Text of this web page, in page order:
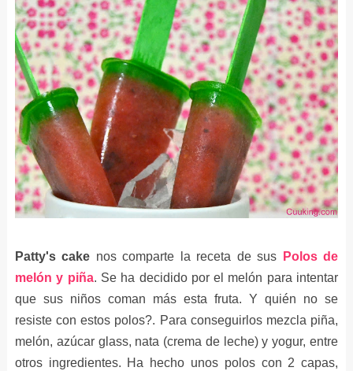
Patty's cake nos comparte la receta de sus
Polos de
melón y piña. Se ha decidido por el melón para intentar
que sus niños coman más esta fruta. Y quién no se
resiste con estos polos?. Para conseguirlos mezcla piña,
melón, azúcar glass, nata (crema de leche) y yogur, entre
otros ingredientes. Ha hecho unos polos con 2 capas,